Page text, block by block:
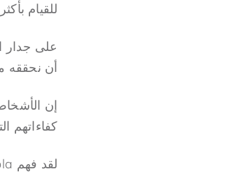
للقيام
على جدار
أن نحققه
إن
كفاءاتهم